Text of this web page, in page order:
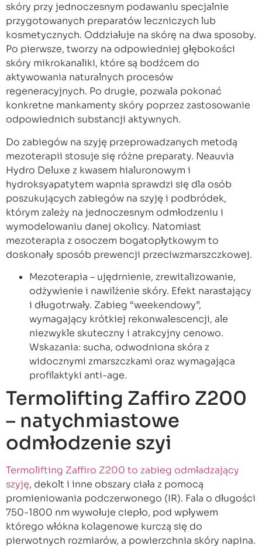
skóry przy jednoczesnym podawaniu specjalnie
przygotowanych preparatów leczniczych lub
kosmetycznych. Oddziałuje na skórę na dwa sposoby.
Po pierwsze, tworzy na odpowiedniej głębokości
skóry mikrokanaliki, które są bodźcem do
aktywowania naturalnych procesów
regeneracyjnych. Po drugie, pozwala pokonać
konkretne mankamenty skóry poprzez zastosowanie
odpowiednich substancji aktywnych.
Do zabiegów na szyję przeprowadzanych metodą
mezoterapii stosuje się różne preparaty. Neauvia
Hydro Deluxe z kwasem hialuronowym i
hydroksyapatytem wapnia sprawdzi się dla osób
poszukujących zabiegów na szyję i podbródek,
którym zależy na jednoczesnym odmłodzeniu i
wymodelowaniu danej okolicy. Natomiast
mezoterapia z osoczem bogatopłytkowym to
doskonały sposób prewencji przeciwzmarszczkowej.
Mezoterapia – ujędrnienie, zrewitalizowanie,
odżywienie i nawilżenie skóry. Efekt narastający
i długotrwały. Zabieg “weekendowy”,
wymagający krótkiej rekonwalescencji, ale
niezwykle skuteczny i atrakcyjny cenowo.
Wskazania: sucha, odwodniona skóra z
widocznymi zmarszczkami oraz wymagająca
profilaktyki anti-age.
Termolifting Zaffiro Z200
– natychmiastowe
odmłodzenie szyi
Termolifting Zaffiro Z200 to zabieg odmładzający
szyję, dekolt i inne obszary ciała z pomocą
promieniowania podczerwonego (IR). Fala o długości
750-1800 nm wywołuje ciepło, pod wpływem
którego włókna kolagenowe kurczą się do
pierwotnych rozmiarów, a powierzchnia skóry napina.